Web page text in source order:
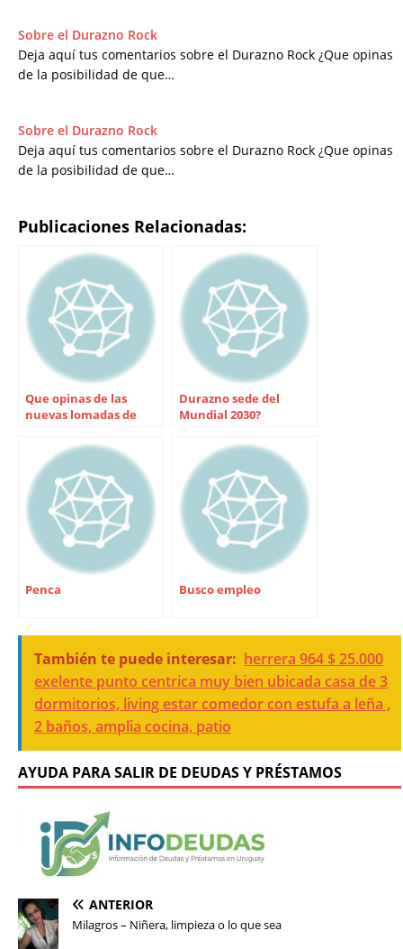
Sobre el Durazno Rock
Deja aquí tus comentarios sobre el Durazno Rock ¿Que opinas
de la posibilidad de que…
Sobre el Durazno Rock
Deja aquí tus comentarios sobre el Durazno Rock ¿Que opinas
de la posibilidad de que…
Publicaciones Relacionadas:
Que opinas de las
nuevas lomadas de
Durazno sede del
Mundial 2030?
Penca Busco empleo
También te puede interesar: herrera 964 $ 25.000
exelente punto centrica muy bien ubicada casa de 3
dormitorios, living estar comedor con estufa a leña ,
2 baños, amplia cocina, patio
AYUDA PARA SALIR DE DEUDAS Y PRÉSTAMOS
ANTERIOR
Milagros – Niñera, limpieza o lo que sea